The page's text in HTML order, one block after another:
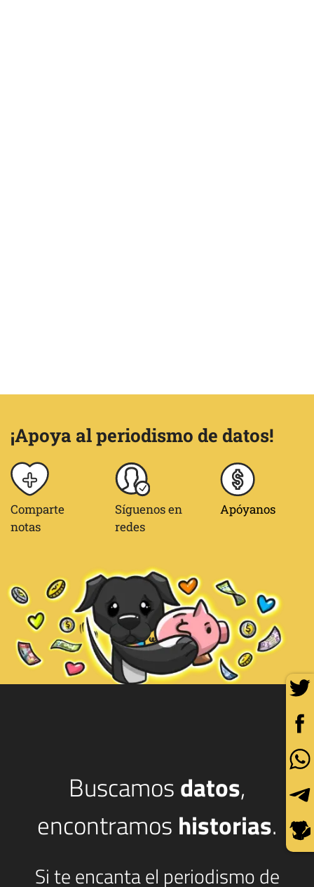
¡Apoya al periodismo de datos!
Comparte
notas
Síguenos en
redes
Apóyanos
Buscamosdatos,
encontramos historias.
Si te encanta el periodismo de